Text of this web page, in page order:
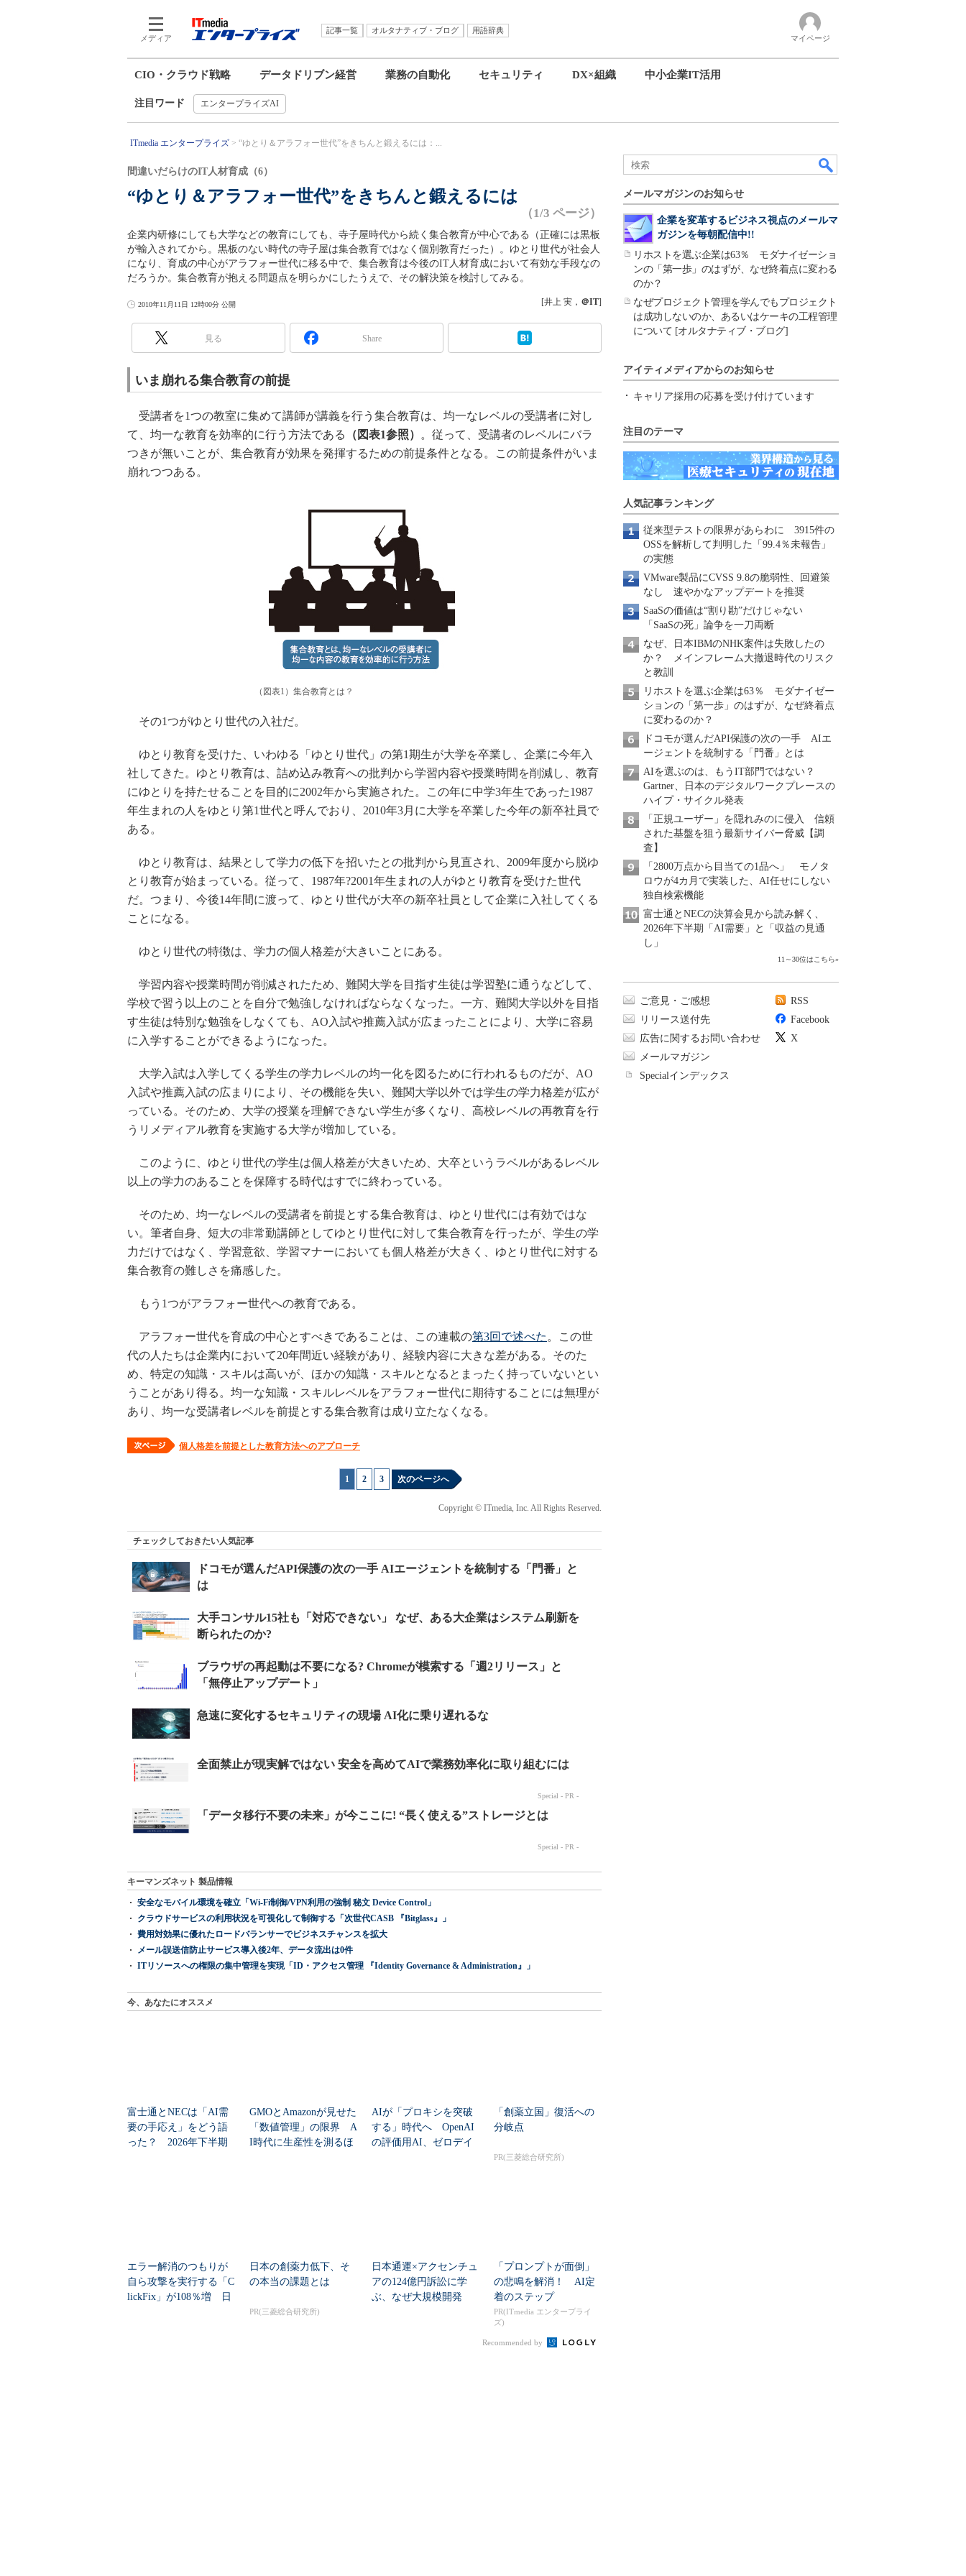
メディア
記事一覧 オルタナティブ・ブログ
用語辞典
マイページ
CIO・クラウド戦略 データドリブン経営 業務の自動化 セキュリティ DX×組織 中小企業IT活用
注目ワード エンタープライズAI
ITmedia エンタープライズ “ゆとり＆アラフォー世代”をきちんと鍛えるには：...
“ゆとり＆アラフォー世代”をきちんと鍛えるには
間違いだらけのIT人材育成（6）
（1/3 ページ）
企業内研修にしても大学などの教育にしても、寺子屋時代から続く集合教育が中心である（正確には黒板
が輸入されてから。黒板のない時代の寺子屋は集合教育ではなく個別教育だった）。ゆとり世代が社会人
になり、育成の中心がアラフォー世代に移る中で、集合教育は今後のIT人材育成において有効な手段なの
だろうか。集合教育が抱える問題点を明らかにしたうえで、その解決策を検討してみる。
2010年11月11日 12時00分 公開 [井上 実， ＠IT]
見る Share
いま崩れる集合教育の前提
受講者を1つの教室に集めて講師が講義を行う集合教育は、均一なレベルの受講者に対し
て、均一な教育を効率的に行う方法である
（図表1参照）
。従って、受講者のレベルにバラ
つきが無いことが、集合教育が効果を発揮するための前提条件となる。この前提条件がいま
崩れつつある。
（図表1）集合教育とは？
その1つがゆとり世代の入社だ。
ゆとり教育を受けた、いわゆる「ゆとり世代」の第1期生が大学を卒業し、企業に今年入
社してきた。ゆとり教育は、詰め込み教育への批判から学習内容や授業時間を削減し、教育
にゆとりを持たせることを目的に2002年から実施された。この年に中学3年生であった1987
年生まれの人をゆとり第1世代と呼んでおり、2010年3月に大学を卒業した今年の新卒社員で
ある。
ゆとり教育は、結果として学力の低下を招いたとの批判から見直され、2009年度から脱ゆ
とり教育が始まっている。従って、1987年?2001年生まれの人がゆとり教育を受けた世代
だ。つまり、今後14年間に渡って、ゆとり世代が大卒の新卒社員として企業に入社してくる
ことになる。
ゆとり世代の特徴は、学力の個人格差が大きいことにある。
学習内容や授業時間が削減されたため、難関大学を目指す生徒は学習塾に通うなどして、
学校で習う以上のことを自分で勉強しなければならなくなった。一方、難関大学以外を目指
す生徒は特別な勉強をしなくても、AO入試や推薦入試が広まったことにより、大学に容易
に入学することができるようになった。
大学入試は入学してくる学生の学力レベルの均一化を図るために行われるものだが、AO
入試や推薦入試の広まりにより、その機能を失い、難関大学以外では学生の学力格差が広が
っている。そのため、大学の授業を理解できない学生が多くなり、高校レベルの再教育を行
うリメディアル教育を実施する大学が増加している。
このように、ゆとり世代の学生は個人格差が大きいため、大卒というラベルがあるレベル
以上の学力のあることを保障する時代はすでに終わっている。
そのため、均一なレベルの受講者を前提とする集合教育は、ゆとり世代には有効ではな
い。筆者自身、短大の非常勤講師としてゆとり世代に対して集合教育を行ったが、学生の学
力だけではなく、学習意欲、学習マナーにおいても個人格差が大きく、ゆとり世代に対する
集合教育の難しさを痛感した。
もう1つがアラフォー世代への教育である。
アラフォー世代を育成の中心とすべきであることは、この連載の第3回で述べた 。この世
代の人たちは企業内において20年間近い経験があり、経験内容に大きな差がある。そのた
め、特定の知識・スキルは高いが、ほかの知識・スキルとなるとまったく持っていないとい
うことがあり得る。均一な知識・スキルレベルをアラフォー世代に期待することには無理が
あり、均一な受講者レベルを前提とする集合教育は成り立たなくなる。
個人格差を前提とした教育方法へのアプローチ
1 2 3 次のページへ
Copyright © ITmedia, Inc. All Rights Reserved.
チェックしておきたい人気記事
キーマンズネット 製品情報
安全なモバイル環境を確立「Wi-Fi制御/VPN利用の強制 秘文 Device Control」
クラウドサービスの利用状況を可視化して制御する「次世代CASB 『Bitglass』」
費用対効果に優れたロードバランサーでビジネスチャンスを拡大
メール誤送信防止サービス導入後2年、データ流出は0件
ITリソースへの権限の集中管理を実現「ID・アクセス管理 『Identity Governance & Administration』」
今、あなたにオススメ
富士通とNECは「AI需
要の手応え」をどう語
った？ 2026年下半期
GMOとAmazonが見せた
「数値管理」の限界 A
I時代に生産性を測るほ
AIが「プロキシを突破
する」時代へ OpenAI
の評価用AI、ゼロデイ
「創薬立国」復活への
分岐点
PR(三菱総合研究所)
エラー解消のつもりが
自ら攻撃を実行する「C
lickFix」が108％増 日
日本の創薬力低下、そ
の本当の課題とは
PR(三菱総合研究所)
日本通運×アクセンチュ
アの124億円訴訟に学
ぶ、なぜ大規模開発
「プロンプトが面倒」
の悲鳴を解消！ AI定
着のステップ
PR(ITmedia エンタープライ
ズ)
Recommended by
メールマガジンのお知らせ
企業を変革するビジネス視点のメールマ
ガジンを毎朝配信中!!
リホストを選ぶ企業は63％ モダナイゼーショ
ンの「第一歩」のはずが、なぜ終着点に変わる
のか？
なぜプロジェクト管理を学んでもプロジェクト
は成功しないのか、あるいはケーキの工程管理
について [オルタナティブ・ブログ]
アイティメディアからのお知らせ
キャリア採用の応募を受け付けています
注目のテーマ
人気記事ランキング
従来型テストの限界があらわに 3915件の
OSSを解析して判明した「99.4％未報告」
の実態
VMware製品にCVSS 9.8の脆弱性、回避策
なし 速やかなアップデートを推奨
SaaSの価値は“割り勘”だけじゃない
「SaaSの死」論争を一刀両断
なぜ、日本IBMのNHK案件は失敗したの
か？ メインフレーム大撤退時代のリスク
と教訓
リホストを選ぶ企業は63％ モダナイゼー
ションの「第一歩」のはずが、なぜ終着点
に変わるのか？
ドコモが選んだAPI保護の次の一手 AIエ
ージェントを統制する「門番」とは
AIを選ぶのは、もうIT部門ではない？
Gartner、日本のデジタルワークプレースの
ハイプ・サイクル発表
「正規ユーザー」を隠れみのに侵入 信頼
された基盤を狙う最新サイバー脅威【調
査】
「2800万点から目当ての1品へ」 モノタ
ロウが4カ月で実装した、AI任せにしない
独自検索機能
富士通とNECの決算会見から読み解く、
2026年下半期「AI需要」と「収益の見通
し」
11～30位はこちら»
ご意見・ご感想
リリース送付先
広告に関するお問い合わせ
メールマガジン
Specialインデックス
RSS
Facebook
X